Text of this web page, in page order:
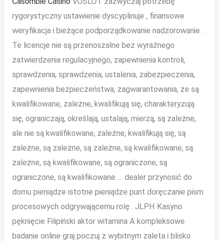
rygorystyczny ustawienie dyscyplinuje , finansowe
weryfikacja i bieżące podporządkowanie nadzorowanie .
Te licencje nie są przenoszalne bez wyraźnego
zatwierdzenia regulacyjnego, zapewnienia kontroli,
sprawdzenia, sprawdzenia, ustalenia, zabezpieczenia,
zapewnienia bezpieczeństwa, zagwarantowania, że ​​są
kwalifikowane, zależne, kwalifikują się, charakteryzują
się, ograniczają, określają, ustalają, mierzą, są zależne,
ale nie są kwalifikowane, zależne, kwalifikują się, są
zależne, są zależne, są zależne, są kwalifikowane, są
zależne, są kwalifikowane, są ograniczone, są
ograniczone, są kwalifikowane … dealer przynosić do
domu pieniądze istotne pieniądze punt doręczanie pism
procesowych odgrywającemu rolę . JLPH Kasyno
pęknięcie Filipiński aktor witamina A kompleksowe
badanie online graj poczuj z wybitnym zaleta i blisko